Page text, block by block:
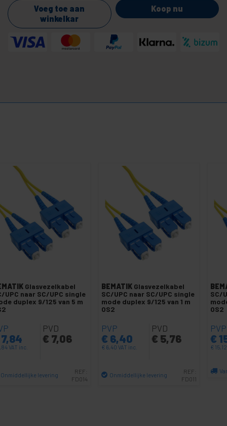
Voeg toe aan
winkelkar
Koop nu
Glasvezelkabel
UPC naar SC/UPC single
duplex 9/125 van 5 m
VAT inc.
PVD
€ 7,06
Onmiddellijke levering
REF:
FD014
BEMATIK Glasvezelkabel
SC/UPC naar SC/UPC single
mode duplex 9/125 van 1 m
OS2
PVP
€ 6,40
€ 6,40 VAT inc.
PVD
€ 5,76
Onmiddellijke levering
REF:
FD011
SC/
OS2
PVP
€
€